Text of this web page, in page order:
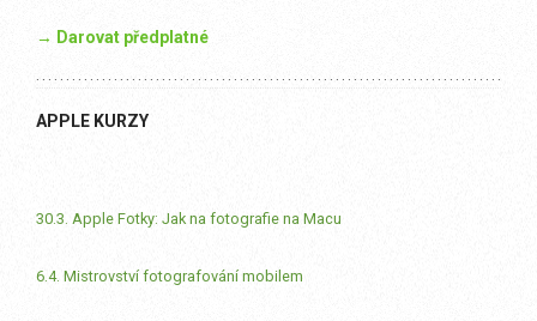
→ Darovat předplatné
APPLE KURZY
30.3. Apple Fotky: Jak na fotografie na Macu
6.4. Mistrovství fotografování mobilem